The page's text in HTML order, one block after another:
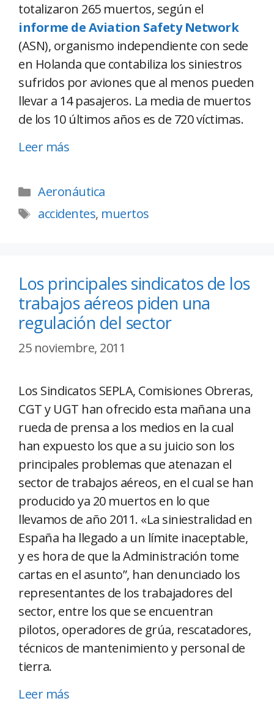
totalizaron 265 muertos, según el
informe de Aviation Safety Network
(ASN), organismo independiente con sede
en Holanda que contabiliza los siniestros
sufridos por aviones que al menos pueden
llevar a 14 pasajeros. La media de muertos
de los 10 últimos años es de 720 víctimas.
Leer más
Aeronáutica
accidentes, muertos
Los principales sindicatos de los
trabajos aéreos piden una
regulación del sector
25 noviembre, 2011
Los Sindicatos SEPLA, Comisiones Obreras,
CGT y UGT han ofrecido esta mañana una
rueda de prensa a los medios en la cual
han expuesto los que a su juicio son los
principales problemas que atenazan el
sector de trabajos aéreos, en el cual se han
producido ya 20 muertos en lo que
llevamos de año 2011. «La siniestralidad en
España ha llegado a un límite inaceptable,
y es hora de que la Administración tome
cartas en el asunto”, han denunciado los
representantes de los trabajadores del
sector, entre los que se encuentran
pilotos, operadores de grúa, rescatadores,
técnicos de mantenimiento y personal de
tierra.
Leer más